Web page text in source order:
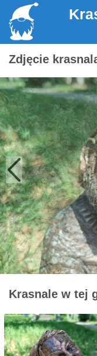
Zdjęcie
Krasnale w tej